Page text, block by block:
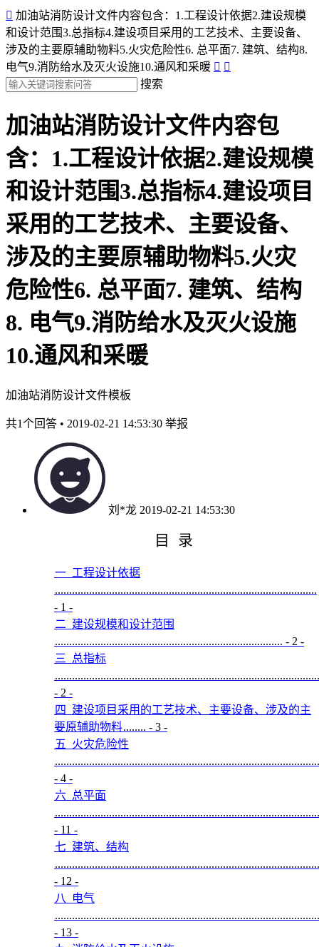
 加油站消防设计文件内容包含：1.工程设计依据2.建设规模
和设计范围3.总指标4.建设项目采用的工艺技术、主要设备、
涉及的主要原辅助物料5.火灾危险性6. 总平面7. 建筑、结构8.
电气9.消防给水及灭火设施10.通风和采暖  
搜索
加油站消防设计文件内容包
含：1.工程设计依据2.建设规模
和设计范围3.总指标4.建设项目
采用的工艺技术、主要设备、
涉及的主要原辅助物料5.火灾
危险性6. 总平面7. 建筑、结构
8. 电气9.消防给水及灭火设施
10.通风和采暖
加油站消防设计文件模板
共1个回答 • 2019-02-21 14:53:30 举报
刘*龙 2019-02-21 14:53:30
目 录
一 工程设计依据
............................................................................................
- 1 -
二 建设规模和设计范围
................................................................................ - 2 -
三 总指标
- 2 -
四
建设项目采用的工艺技术、主要设备、涉及的主
要原辅助物料........ - 3 -
五 火灾危险性
- 4 -
六 总平面
- 11 -
七 建筑、结构
- 12 -
八 电气
- 13 -